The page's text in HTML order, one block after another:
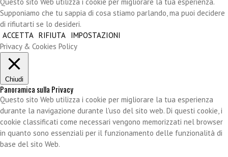
Questo sito Web utilizza i cookie per migliorare la tua esperienza.
Supponiamo che tu sappia di cosa stiamo parlando, ma puoi decidere
di rifiutarti se lo desideri.
ACCETTA RIFIUTA IMPOSTAZIONI
Privacy & Cookies Policy
Chiudi
Panoramica sulla Privacy
Questo sito Web utilizza i cookie per migliorare la tua esperienza
durante la navigazione durante l'uso del sito web. Di questi cookie, i
cookie classificati come necessari vengono memorizzati nel browser
in quanto sono essenziali per il funzionamento delle funzionalità di
base del sito Web.